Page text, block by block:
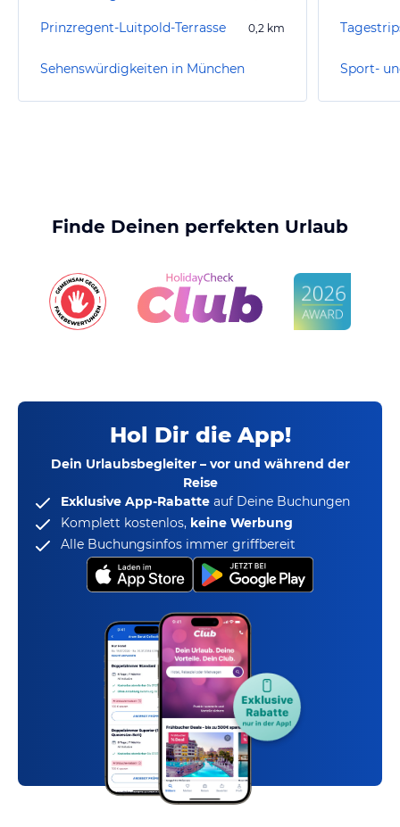
Prinzregent-Luitpold-Terrasse 0,2 km
Sehenswürdigkeiten in München
Finde Deinen perfekten Urlaub
Hol Dir die App!
Dein Urlaubsbegleiter – vor und während der
Reise
Exklusive App-Rabatte auf Deine Buchungen
Komplett kostenlos, keine Werbung
Alle Buchungsinfos immer griffbereit